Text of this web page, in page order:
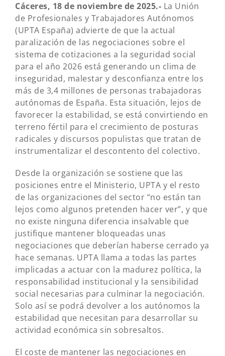
Cáceres, 18 de noviembre de 2025.- La Unión
de Profesionales y Trabajadores Autónomos
(UPTA España) advierte de que la actual
paralización de las negociaciones sobre el
sistema de cotizaciones a la seguridad social
para el año 2026 está generando un clima de
inseguridad, malestar y desconfianza entre los
más de 3,4 millones de personas trabajadoras
autónomas de España. Esta situación, lejos de
favorecer la estabilidad, se está convirtiendo en
terreno fértil para el crecimiento de posturas
radicales y discursos populistas que tratan de
instrumentalizar el descontento del colectivo.
Desde la organización se sostiene que las
posiciones entre el Ministerio, UPTA y el resto
de las organizaciones del sector “no están tan
lejos como algunos pretenden hacer ver”, y que
no existe ninguna diferencia insalvable que
justifique mantener bloqueadas unas
negociaciones que deberían haberse cerrado ya
hace semanas. UPTA llama a todas las partes
implicadas a actuar con la madurez política, la
responsabilidad institucional y la sensibilidad
social necesarias para culminar la negociación.
Solo así se podrá devolver a los autónomos la
estabilidad que necesitan para desarrollar su
actividad económica sin sobresaltos.
El coste de mantener las negociaciones en